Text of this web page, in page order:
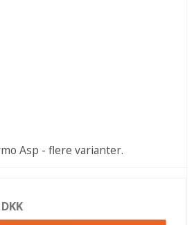
Asp - flere varianter.